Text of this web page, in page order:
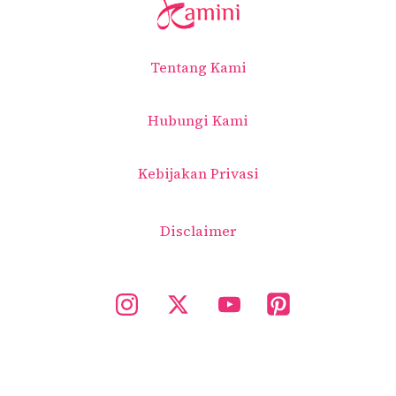
Tentang Kami
Hubungi Kami
Kebijakan Privasi
Disclaimer